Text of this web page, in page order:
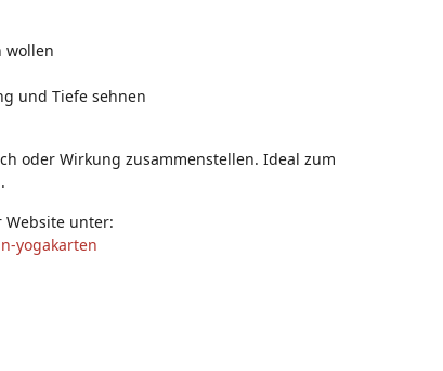
wollen
und Tiefe sehnen
oder Wirkung zusammenstellen. Ideal zum
Website unter:
yogakarten